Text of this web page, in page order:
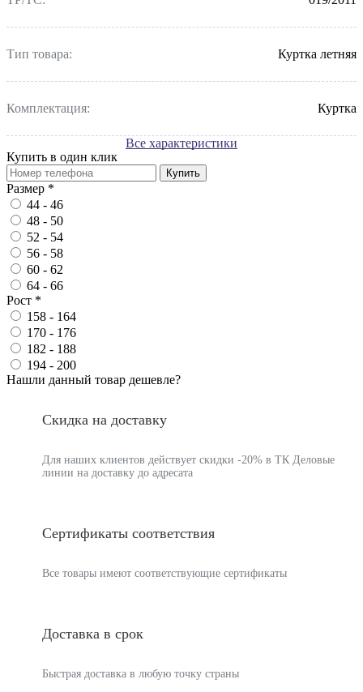
Тип товара: Куртка летняя
Комплектация: Куртка
Все характеристики
Купить в один клик
Купить
Размер *
44 - 46
48 - 50
52 - 54
56 - 58
60 - 62
64 - 66
Рост *
158 - 164
170 - 176
182 - 188
194 - 200
Нашли данный товар дешевле?
Скидка на доставку
Для наших клиентов действует скидки -20% в ТК Деловые
линии на доставку до адресата
Сертификаты соответствия
Все товары имеют соответствующие сертификаты
Доставка в срок
Быстрая доставка в любую точку страны